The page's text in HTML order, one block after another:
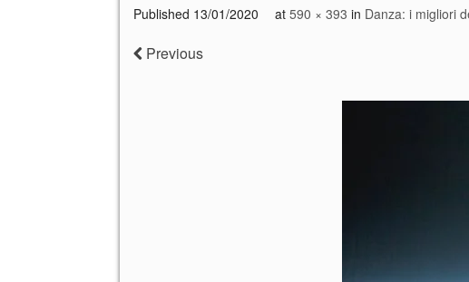
Published 13/01/2020 at 590 × 393 in Danza: i migliori
Previous